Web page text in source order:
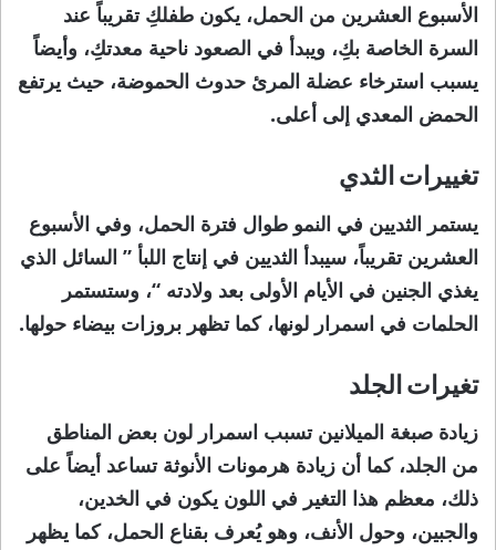
الأسبوع العشرين من الحمل، يكون طفلكِ تقريباً عند
السرة الخاصة بكِ، ويبدأ في الصعود ناحية معدتكِ، وأيضاً
يسبب استرخاء عضلة المرئ حدوث الحموضة، حيث يرتفع
الحمض المعدي إلى أعلى.
تغييرات الثدي
يستمر الثديين في النمو طوال فترة الحمل، وفي الأسبوع
العشرين تقريباً، سيبدأ الثديين في إنتاج اللبأ ” السائل الذي
يغذي الجنين في الأيام الأولى بعد ولادته “، وستستمر
الحلمات في اسمرار لونها، كما تظهر بروزات بيضاء حولها.
تغيرات الجلد
زيادة صبغة الميلانين تسبب اسمرار لون بعض المناطق
من الجلد، كما أن زيادة هرمونات الأنوثة تساعد أيضاً على
ذلك، معظم هذا التغير في اللون يكون في الخدين،
والجبين، وحول الأنف، وهو يُعرف بقناع الحمل، كما يظهر